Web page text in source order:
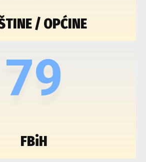
/ OPĆINE
79
FBiH